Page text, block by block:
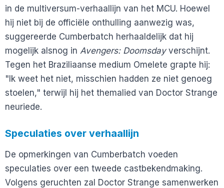
in de multiversum-verhaallijn van het MCU. Hoewel
hij niet bij de officiële onthulling aanwezig was,
suggereerde Cumberbatch herhaaldelijk dat hij
mogelijk alsnog in Avengers: Doomsdayverschijnt.
Tegen het Braziliaanse medium Omelete grapte hij:
"Ik weet het niet, misschien hadden ze niet genoeg
stoelen," terwijl hij het themalied van Doctor Strange
neuriede.
Speculaties over verhaallijn
De opmerkingen van Cumberbatch voeden
speculaties over een tweede castbekendmaking.
Volgens geruchten zal Doctor Strange samenwerken